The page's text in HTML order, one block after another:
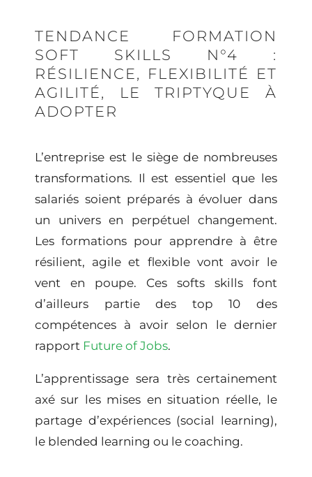
TENDANCE FORMATION
SOFT SKILLS N°4 :
RÉSILIENCE, FLEXIBILITÉ ET
AGILITÉ, LE TRIPTYQUE À
ADOPTER
L’entreprise est le siège de nombreuses
transformations. Il est essentiel que les
salariés soient préparés à évoluer dans
un univers en perpétuel changement.
Les formations pour apprendre à être
résilient, agile et flexible vont avoir le
vent en poupe. Ces softs skills font
d’ailleurs partie des top 10 des
compétences à avoir selon le dernier
rapport Future of Jobs.
L’apprentissage sera très certainement
axé sur les mises en situation réelle, le
partage d’expériences (social learning),
le blended learning ou le coaching.